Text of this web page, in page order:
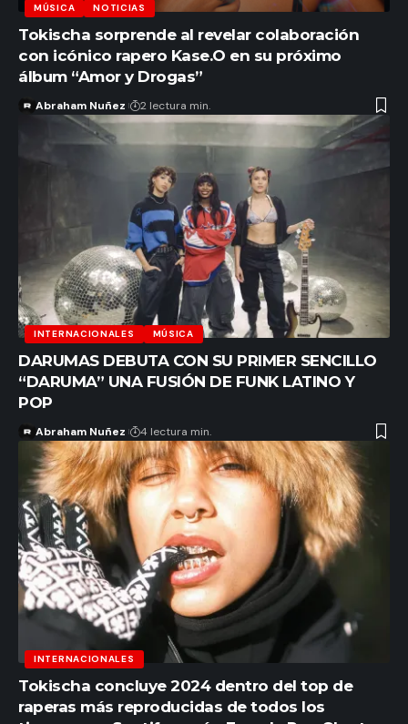
MÚSICA NOTICIAS
Tokischa sorprende al revelar colaboración
con icónico rapero Kase.O en su próximo
álbum “Amor y Drogas”
Abraham Nuñez 2 lectura min.
INTERNACIONALES MÚSICA
DARUMAS DEBUTA CON SU PRIMER SENCILLO
“DARUMA” UNA FUSIÓN DE FUNK LATINO Y
POP
Abraham Nuñez 4 lectura min.
INTERNACIONALES
Tokischa concluye 2024 dentro del top de
raperas más reproducidas de todos los